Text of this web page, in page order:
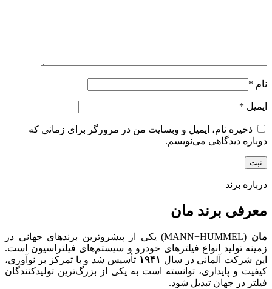
نام *
ایمیل *
ذخیره نام، ایمیل و وبسایت من در مرورگر برای زمانی که
دوباره دیدگاهی می‌نویسم.
درباره برند
معرفی برند مان
مان
(MANN+HUMMEL) یکی از پیشروترین برندهای جهانی در
زمینه تولید انواع فیلترهای خودرو و سیستم‌های فیلتراسیون است.
این شرکت آلمانی در سال ۱۹۴۱ تأسیس شد و با تمرکز بر نوآوری،
کیفیت و پایداری، توانسته است به یکی از بزرگ‌ترین تولیدکنندگان
فیلتر در جهان تبدیل شود.